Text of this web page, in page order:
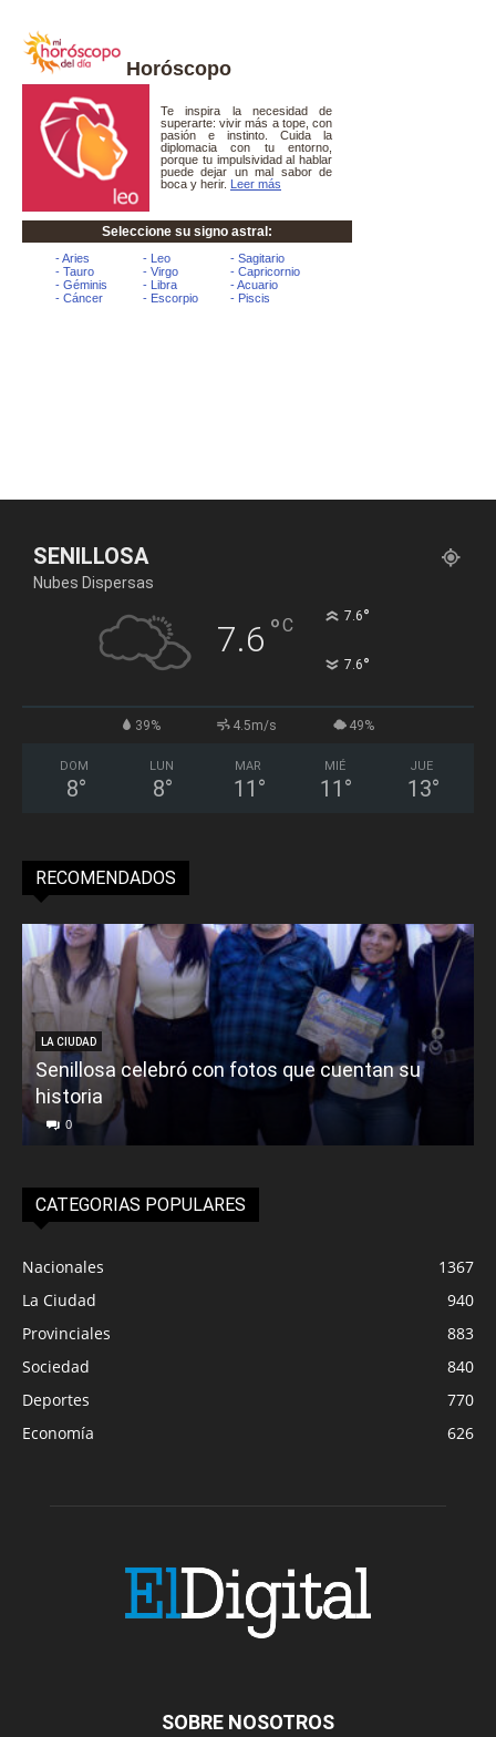
Horóscopo
SENILLOSA
Nubes Dispersas
7.6 °C 7.6°
7.6°
39% 4.5m/s 49%
DOM
8°
LUN
8°
MAR
11 °
MIÉ
11 °
JUE
13°
RECOMENDADOS
LA CIUDAD
Senillosa celebró con fotos que cuentan su
historia
0
CATEGORIAS POPULARES
Nacionales
1367
La Ciudad
940
Provinciales
883
Sociedad
840
Deportes
770
Economía
626
SOBRE NOSOTROS